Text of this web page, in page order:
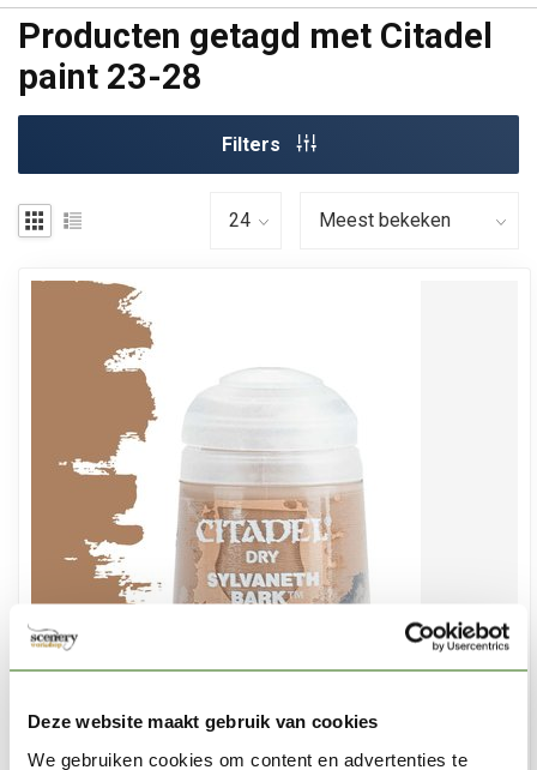
Deze website maakt gebruik van cookies
We gebruiken cookies om content en advertenties te
Producten getagd met Citadel
paint 23-28
Filters
Sylvaneth Bark - Dry Paint - 12ml - 23-28